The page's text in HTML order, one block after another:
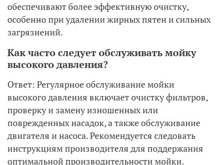
обеспечивают более эффективную очистку,
особенно при удалении жирных пятен и сильных
загрязнений.
Как часто следует обслуживать мойку
высокого давления?
Ответ: Регулярное обслуживание мойки
высокого давления включает очистку фильтров,
проверку и замену изношенных или
поврежденных насадок, а также обслуживание
двигателя и насоса. Рекомендуется следовать
инструкциям производителя для поддержания
оптимальной производительности мойки.